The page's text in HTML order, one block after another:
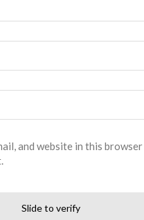
and website in this
Slide to verify